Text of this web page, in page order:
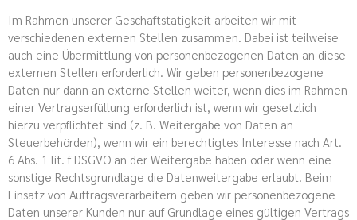
Im Rahmen unserer Geschäftstätigkeit arbeiten wir mit
verschiedenen externen Stellen zusammen. Dabei ist teilweise
auch eine Übermittlung von personenbezogenen Daten an diese
externen Stellen erforderlich. Wir geben personenbezogene
Daten nur dann an externe Stellen weiter, wenn dies im Rahmen
einer Vertragserfüllung erforderlich ist, wenn wir gesetzlich
hierzu verpflichtet sind (z. B. Weitergabe von Daten an
Steuerbehörden), wenn wir ein berechtigtes Interesse nach Art.
6 Abs. 1 lit. f DSGVO an der Weitergabe haben oder wenn eine
sonstige Rechtsgrundlage die Datenweitergabe erlaubt. Beim
Einsatz von Auftragsverarbeitern geben wir personenbezogene
Daten unserer Kunden nur auf Grundlage eines gültigen Vertrags